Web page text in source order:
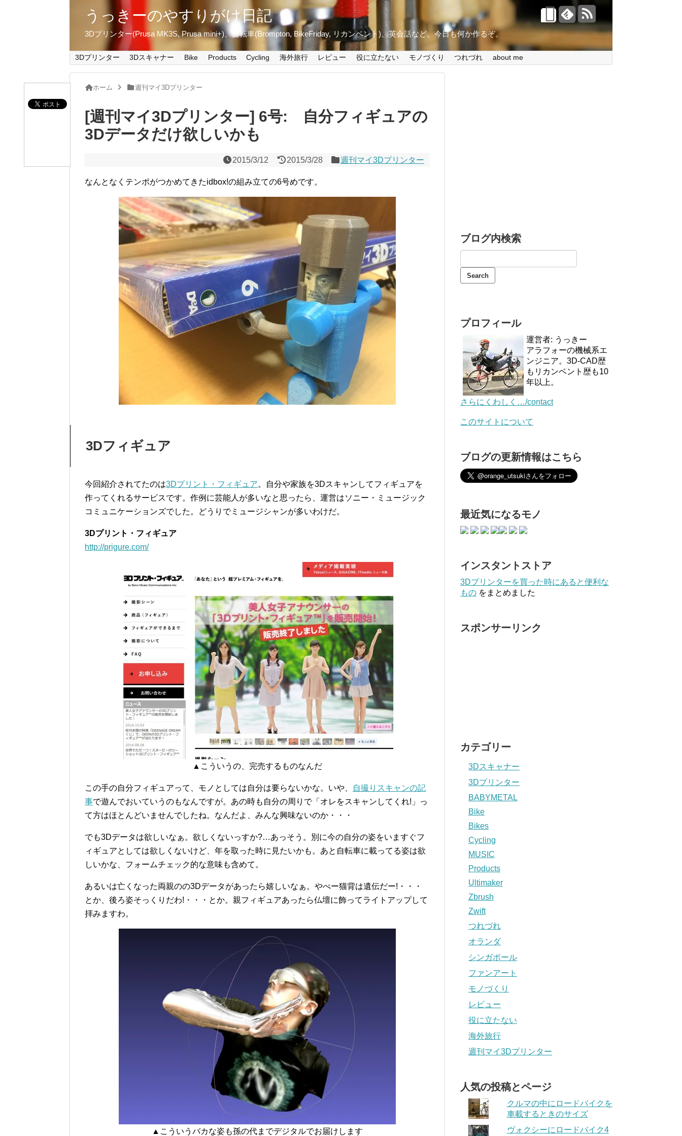
うっきーのやすりがけ日記
3Dプリンター(Prusa MK3S, Prusa mini+)、自転車(Brompton, BikeFriday, リカンベント)、英会話など。今日も何か作るぞ。
3Dプリンター 3Dスキャナー Bike Products Cycling 海外旅行 レビュー 役に立たない モノづくり つれづれ about me
ホーム 週刊マイ3Dプリンター
[週刊マイ3Dプリンター] 6号: 自分フィギュアの
3Dデータだけ欲しいかも
2015/3/12 2015/3/28 週刊マイ3Dプリンター
なんとなくテンポがつかめてきたidbox!の組み立ての6号めです。
3Dフィギュア
今回紹介されてたのは3Dプリント・フィギュア。自分や家族を3Dスキャンしてフィギュアを
作ってくれるサービスです。作例に芸能人が多いなと思ったら、運営はソニー・ミュージック
コミュニケーションズでした。どうりでミュージシャンが多いわけだ。
3Dプリント・フィギュア
http://prigure.com/
▲こういうの、完売するものなんだ
この手の自分フィギュアって、モノとしては自分は要らないかな。いや、
自撮りスキャンの記
事で遊んでおいていうのもなんですが。あの時も自分の周りで「オレをスキャンしてくれ!」っ
て方はほとんどいませんでしたね。なんだよ、みんな興味ないのか・・・
でも3Dデータは欲しいなぁ。欲しくないっすか?…あっそう。別に今の自分の姿をいますぐフ
ィギュアとしては欲しくないけど、年を取った時に見たいかも。あと自転車に載ってる姿は欲
しいかな、フォームチェック的な意味も含めて。
あるいは亡くなった両親のの3Dデータがあったら嬉しいなぁ。やべー猫背は遺伝だー!・・・
とか、後ろ姿そっくりだわ!・・・とか。親フィギュアあったら仏壇に飾ってライトアップして
拝みますわ。
▲こういうバカな姿も孫の代までデジタルでお届けします
ブログ内検索
プロフィール
運営者: うっきー
アラフォーの機械系エ
ンジニア。3D-CAD歴
もリカンベント歴も10
年以上。
さらにくわしく…/contact
このサイトについて
ブログの更新情報はこちら
最近気になるモノ
インスタントストア
3Dプリンターを買った時にあると便利な
もの をまとめました
スポンサーリンク
カテゴリー
3Dスキャナー
3Dプリンター
BABYMETAL
Bike
Bikes
Cycling
MUSIC
Products
Ultimaker
Zbrush
Zwift
つれづれ
オランダ
シンガポール
ファンアート
モノづくり
レビュー
役に立たない
海外旅行
週刊マイ3Dプリンター
人気の投稿とページ
クルマの中にロードバイクを
車載するときのサイズ
ヴォクシーにロードバイク4